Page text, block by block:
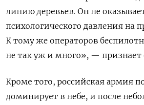
линию деревьев. Он не
психологического давления на
К тому же операторов
не так уж и много», — признает
Кроме того, российская армия
доминирует в небе, и после